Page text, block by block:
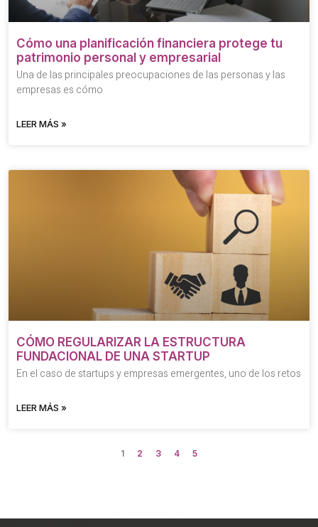
Cómo una planificación financiera protege tu
patrimonio personal y empresarial
Una de las principales preocupaciones de las personas y las
empresas es cómo
LEER MÁS »
CÓMO REGULARIZAR LA ESTRUCTURA
FUNDACIONAL DE UNA STARTUP
En el caso de startups y empresas emergentes, uno de los retos
LEER MÁS »
1 2 3 4 5